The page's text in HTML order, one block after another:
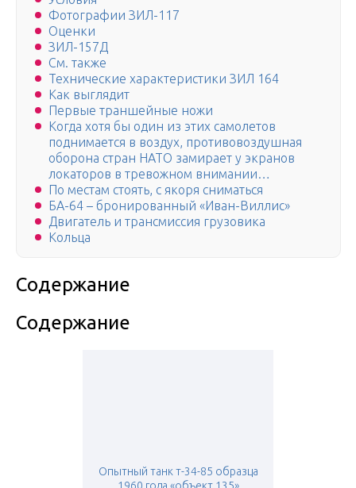
Фотографии ЗИЛ-117
Оценки
ЗИЛ-157Д
См. также
Технические характеристики ЗИЛ 164
Как выглядит
Первые траншейные ножи
Когда хотя бы один из этих самолетов
поднимается в воздух, противовоздушная
оборона стран НАТО замирает у экранов
локаторов в тревожном внимании…
По местам стоять, с якоря сниматься
БА-64 – бронированный «Иван-Виллис»
Двигатель и трансмиссия грузовика
Кольца
Содержание
Содержание
Опытный танк т-34-85 образца